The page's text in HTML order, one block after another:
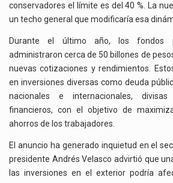
conservadores el límite es del 40 %. La
un techo general que modificaría esa
Durante el último año, los fondos
administraron cerca de 50 billones de
nuevas cotizaciones y rendimientos.
en inversiones diversas como deuda
nacionales e internacionales,
financieros, con el objetivo de
ahorros de los trabajadores.
El anuncio ha generado inquietud en el
presidente Andrés Velasco advirtió que
las inversiones en el exterior podría